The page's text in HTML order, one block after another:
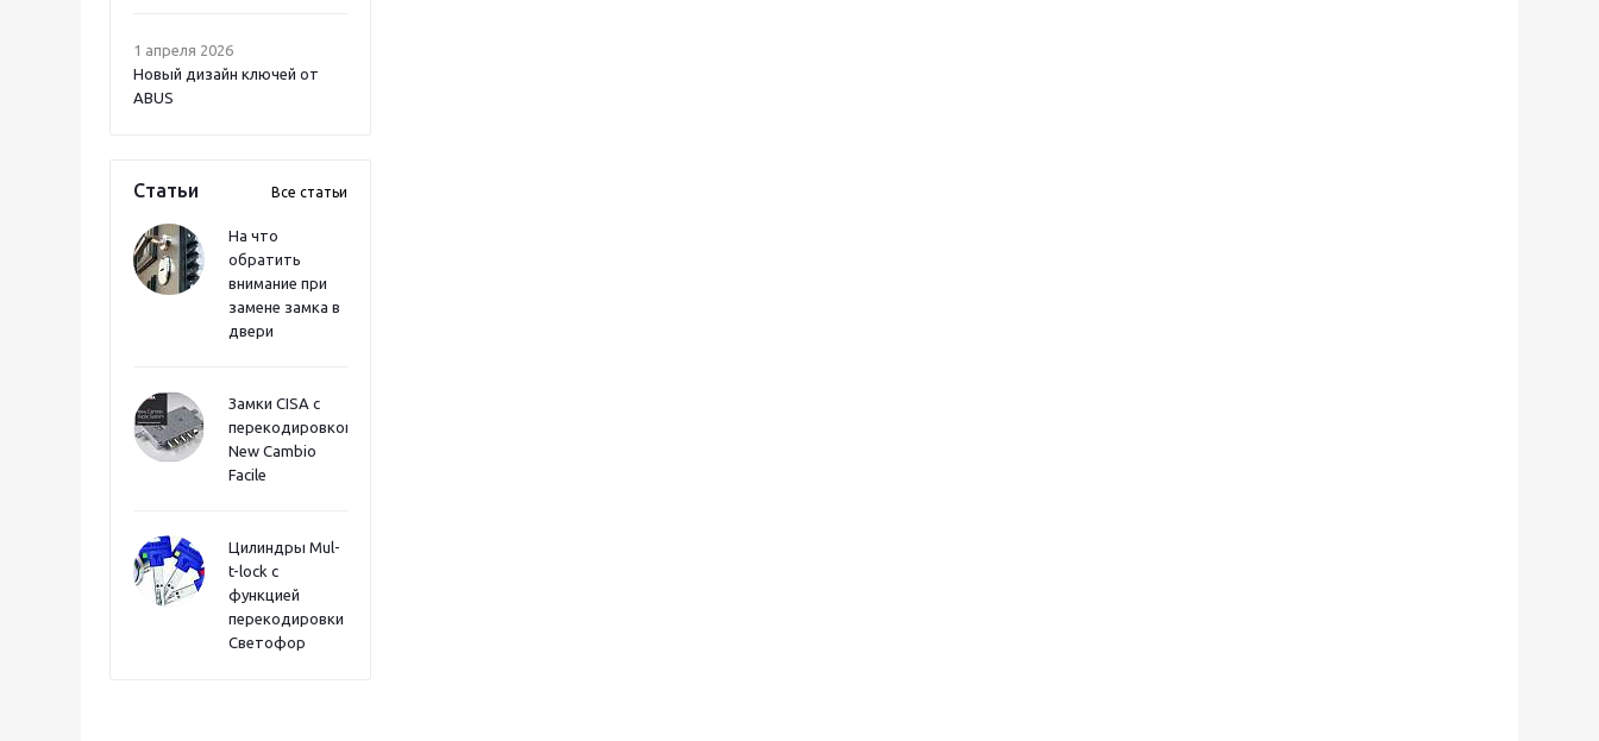
1 апреля 2026
Новый дизайн ключей от
ABUS
Статьи Все статьи
На что
обратить
внимание при
замене замка в
двери
Замки CISA с
перекодировкой
New Cambio
Facile
Цилиндры Mul-
t-lock с
функцией
перекодировки
Светофор